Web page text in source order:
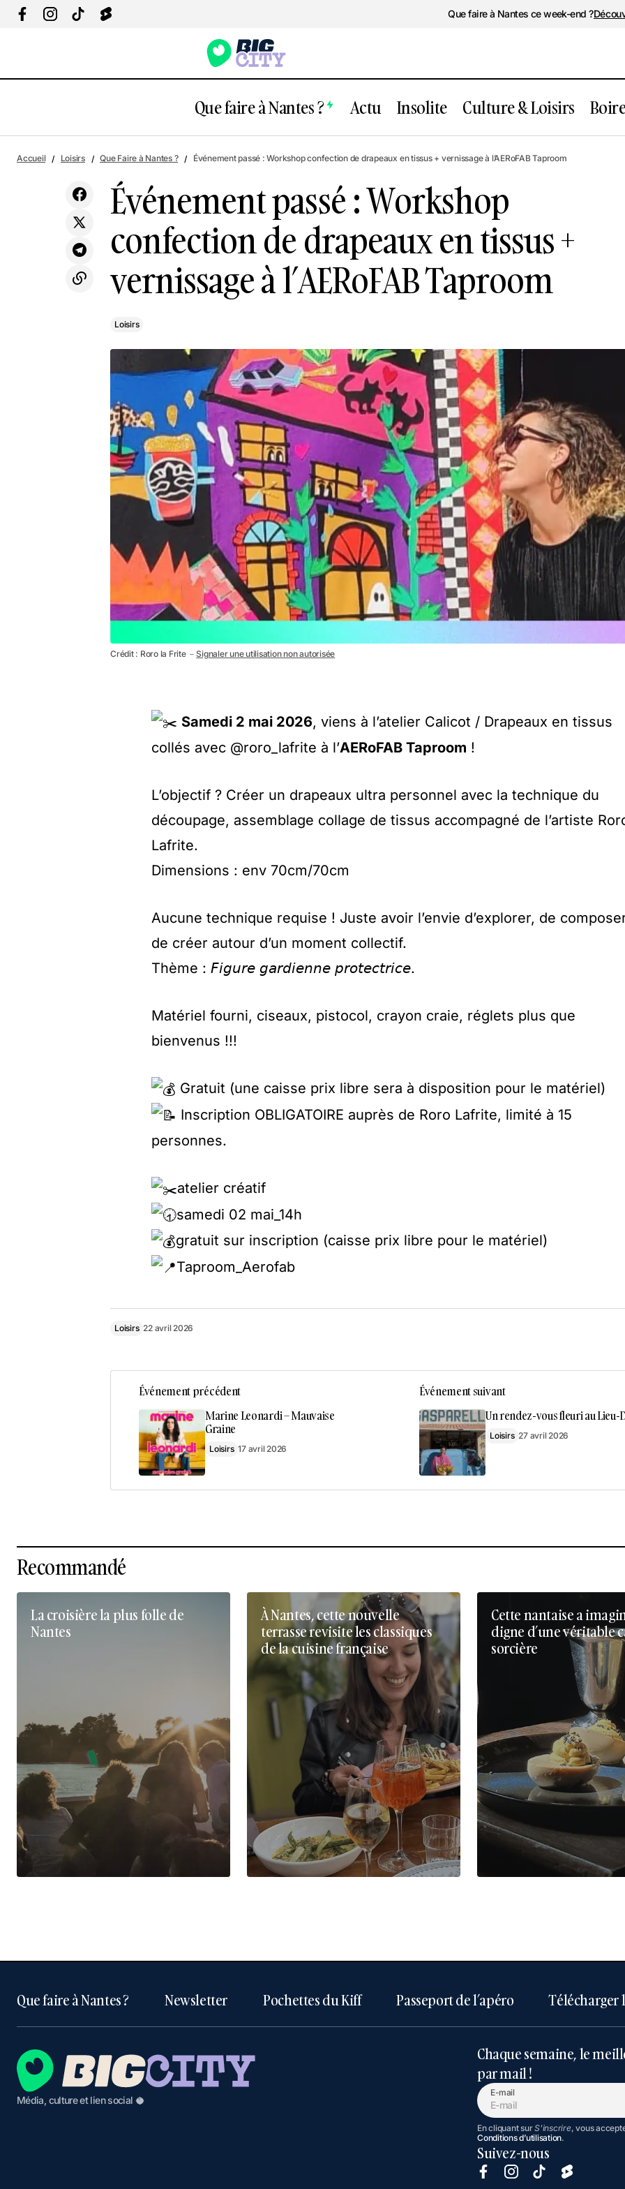
Que faire à Nantes ce week-end ?
Que faire à Nantes ? Actu Insolite Culture & Loisirs
Loisirs Événement passé : Workshop confection de
Accueil Loisirs Que Faire à Nantes ? Événement passé : Workshop confection de drapeaux en tissus + vernissage à l’AERoFAB Taproom
Événement passé : Workshop
confection de drapeaux en tissus +
vernissage à l’AERoFAB Taproom
Loisirs
Crédit : Roro la Frite －Signaler une utilisation non autorisée
Samedi 2 mai 2026, viens à l’atelier Calicot / Drapeaux en tissus
collés avec @roro_lafrite à l’AERoFAB Taproom !
L’objectif ? Créer un drapeaux ultra personnel avec la technique du
découpage, assemblage collage de tissus accompagné de l’artiste
Lafrite.
Dimensions : env 70cm/70cm
Aucune technique requise ! Juste avoir l’envie d’explorer, de
de créer autour d’un moment collectif.
Thème : 𝘍𝘪𝘨𝘶𝘳𝘦 𝘨𝘢𝘳𝘥𝘪𝘦𝘯𝘯𝘦 𝘱𝘳𝘰𝘵𝘦𝘤𝘵𝘳𝘪𝘤𝘦.
Matériel fourni, ciseaux, pistocol, crayon craie, réglets plus que
bienvenus !!!
Gratuit (une caisse prix libre sera à disposition pour le matériel)
Inscription OBLIGATOIRE auprès de Roro Lafrite, limité à 15
personnes.
atelier créatif
samedi 02 mai_14h
gratuit sur inscription (caisse prix libre pour le matériel)
Taproom_Aerofab
Loisirs 22 avril 2026
Événement précédent
Marine Leonardi – Mauvaise
Graine
Loisirs 17 avril 2026
Événement suivant
Un rendez-vous fleuri au Lieu-
Loisirs 27 avril 2026
Recommandé
La croisière la plus folle de
Nantes
À Nantes, cette nouvelle
terrasse revisite les classiques
de la cuisine française
Cette nantaise a
digne d’une véritable
sorcière
Média, culture et lien social 🥥
Que faire à Nantes ? Newsletter Pochettes du Kiff Passeport de l’apéro Télécharger
Chaque semaine, le
par mail !
E-mail
En cliquant surS'inscrire, vous
Conditions d’utilisation.
Suivez-nous